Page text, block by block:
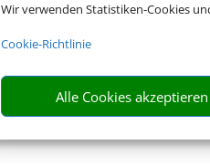
Wir verwenden Statistiken-Cookies
Cookie-Richtlinie
Alle Cookies akzeptieren